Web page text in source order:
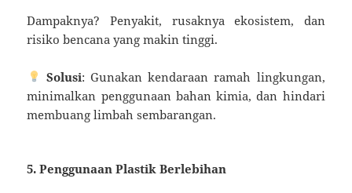
Dampaknya? Penyakit, rusaknya ekosistem, dan
risiko bencana yang makin tinggi.
Solusi: Gunakan kendaraan ramah lingkungan,
minimalkan penggunaan bahan kimia, dan hindari
membuang limbah sembarangan.
5. Penggunaan Plastik Berlebihan